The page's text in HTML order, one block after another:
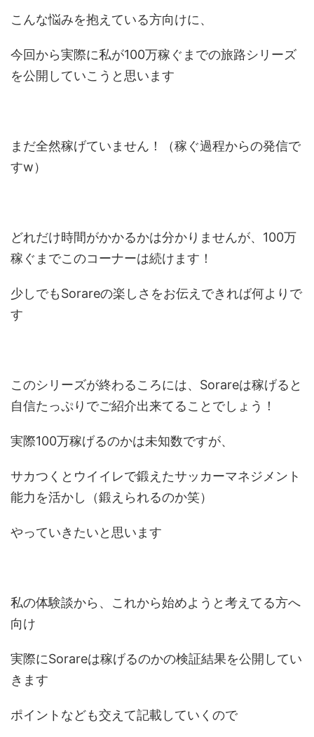
こんな悩みを抱えている方向けに、
今回から実際に私が100万稼ぐまでの旅路シリーズ
を公開していこうと思います
まだ全然稼げていません！（稼ぐ過程からの発信で
すw）
どれだけ時間がかかるかは分かりませんが、100万
稼ぐまでこのコーナーは続けます！
少しでもSorareの楽しさをお伝えできれば何よりで
す
このシリーズが終わるころには、Sorareは稼げると
自信たっぷりでご紹介出来てることでしょう！
実際100万稼げるのかは未知数ですが、
サカつくとウイイレで鍛えたサッカーマネジメント
能力を活かし（鍛えられるのか笑）
やっていきたいと思います
私の体験談から、これから始めようと考えてる方へ
向け
実際にSorareは稼げるのかの検証結果を公開してい
きます
ポイントなども交えて記載していくので